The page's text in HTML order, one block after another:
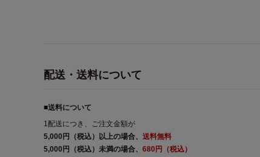
配送・送料について
■送料について
1配送につき、ご注文金額が
5,000円（税込）以上の場合、 送料無料
5,000円（税込）未満の場合、 680円（税込）